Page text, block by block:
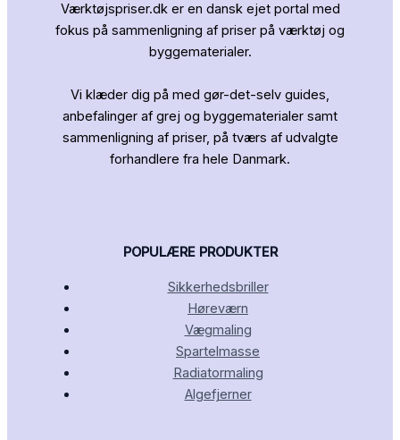
Værktøjspriser.dk er en dansk ejet portal med
fokus på sammenligning af priser på værktøj og
byggematerialer.
Vi klæder dig på med gør-det-selv guides,
anbefalinger af grej og byggematerialer samt
sammenligning af priser, på tværs af udvalgte
forhandlere fra hele Danmark.
POPULÆRE PRODUKTER
Sikkerhedsbriller
Høreværn
Vægmaling
Spartelmasse
Radiatormaling
Algefjerner